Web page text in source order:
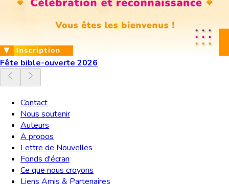
Fête bible-ouverte 2026
Contact
Nous soutenir
Auteurs
A propos
Lettre de Nouvelles
Fonds d'écran
Ce que nous croyons
Liens Amis & Partenaires